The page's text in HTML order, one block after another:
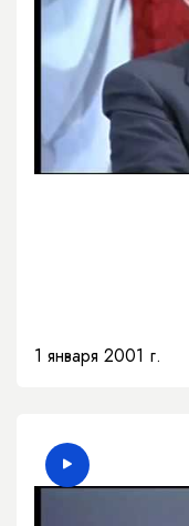
1 января 2001 г.